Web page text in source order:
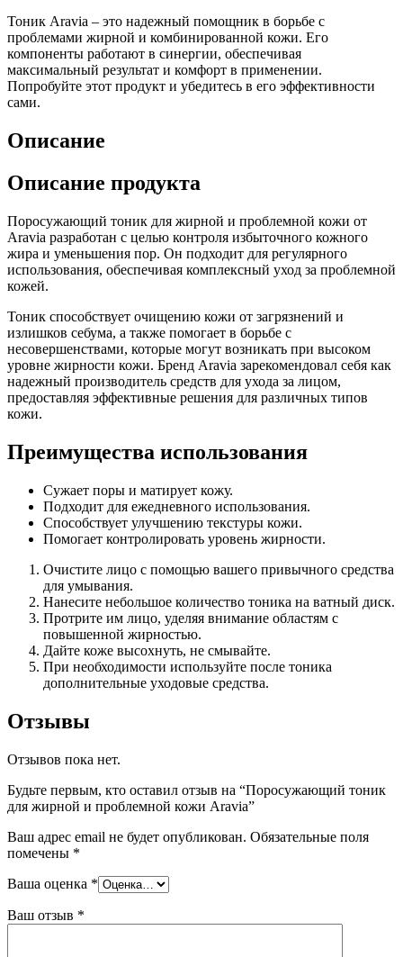
Тоник Aravia – это надежный помощник в борьбе с
проблемами жирной и комбинированной кожи. Его
компоненты работают в синергии, обеспечивая
максимальный результат и комфорт в применении.
Попробуйте этот продукт и убедитесь в его эффективности
сами.
Описание
Описание продукта
Поросужающий тоник для жирной и проблемной кожи от
Aravia разработан с целью контроля избыточного кожного
жира и уменьшения пор. Он подходит для регулярного
использования, обеспечивая комплексный уход за проблемной
кожей.
Тоник способствует очищению кожи от загрязнений и
излишков себума, а также помогает в борьбе с
несовершенствами, которые могут возникать при высоком
уровне жирности кожи. Бренд Aravia зарекомендовал себя как
надежный производитель средств для ухода за лицом,
предоставляя эффективные решения для различных типов
кожи.
Преимущества использования
Сужает поры и матирует кожу.
Подходит для ежедневного использования.
Способствует улучшению текстуры кожи.
Помогает контролировать уровень жирности.
Очистите лицо с помощью вашего привычного средства
для умывания.
Нанесите небольшое количество тоника на ватный диск.
Протрите им лицо, уделяя внимание областям с
повышенной жирностью.
Дайте коже высохнуть, не смывайте.
При необходимости используйте после тоника
дополнительные уходовые средства.
Отзывы
Отзывов пока нет.
Будьте первым, кто оставил отзыв на “Поросужающий тоник
для жирной и проблемной кожи Aravia”
Ваш адрес email не будет опубликован. Обязательные поля
помечены *
Ваша оценка *
Ваш отзыв *